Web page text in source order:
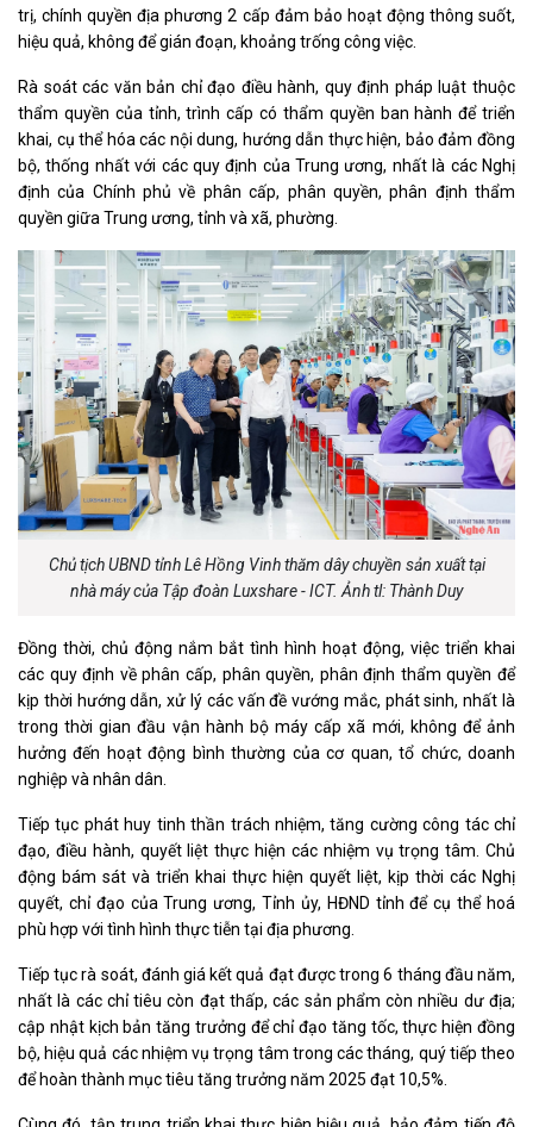
trị, chính quyền địa phương 2 cấp đảm bảo hoạt động thông suốt,
hiệu quả, không để gián đoạn, khoảng trống công việc.
Rà soát các văn bản chỉ đạo điều hành, quy định pháp luật thuộc
thẩm quyền của tỉnh, trình cấp có thẩm quyền ban hành để triển
khai, cụ thể hóa các nội dung, hướng dẫn thực hiện, bảo đảm đồng
bộ, thống nhất với các quy định của Trung ương, nhất là các Nghị
định của Chính phủ về phân cấp, phân quyền, phân định thẩm
quyền giữa Trung ương, tỉnh và xã, phường.
Chủ tịch UBND tỉnh Lê Hồng Vinh thăm dây chuyền sản xuất tại
nhà máy của Tập đoàn Luxshare - ICT. Ảnh tl: Thành Duy
Đồng thời, chủ động nắm bắt tình hình hoạt động, việc triển khai
các quy định về phân cấp, phân quyền, phân định thẩm quyền để
kịp thời hướng dẫn, xử lý các vấn đề vướng mắc, phát sinh, nhất là
trong thời gian đầu vận hành bộ máy cấp xã mới, không để ảnh
hưởng đến hoạt động bình thường của cơ quan, tổ chức, doanh
nghiệp và nhân dân.
Tiếp tục phát huy tinh thần trách nhiệm, tăng cường công tác chỉ
đạo, điều hành, quyết liệt thực hiện các nhiệm vụ trọng tâm. Chủ
động bám sát và triển khai thực hiện quyết liệt, kịp thời các Nghị
quyết, chỉ đạo của Trung ương, Tỉnh ủy, HĐND tỉnh để cụ thể hoá
phù hợp với tình hình thực tiễn tại địa phương.
Tiếp tục rà soát, đánh giá kết quả đạt được trong 6 tháng đầu năm,
nhất là các chỉ tiêu còn đạt thấp, các sản phẩm còn nhiều dư địa;
cập nhật kịch bản tăng trưởng để chỉ đạo tăng tốc, thực hiện đồng
bộ, hiệu quả các nhiệm vụ trọng tâm trong các tháng, quý tiếp theo
để hoàn thành mục tiêu tăng trưởng năm 2025 đạt 10,5%.